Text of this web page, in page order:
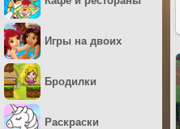
Игры на двоих
Бродилки
Раскраски